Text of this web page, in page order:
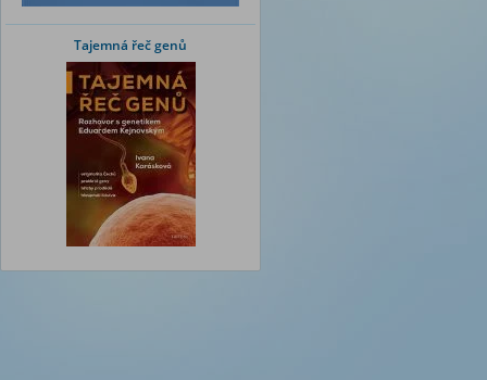
Tajemná řeč genů